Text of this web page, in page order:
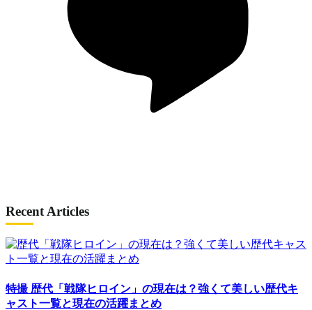
Recent Articles
特撮 歴代「戦隊ヒロイン」の現在は？強くて美しい歴代キ
ャスト一覧と現在の活躍まとめ